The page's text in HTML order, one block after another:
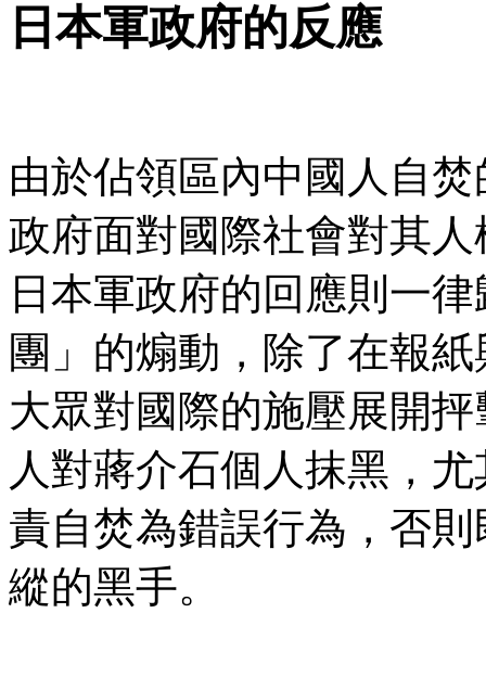
日本軍政府的反應
由於佔領區內中國人自
政府面對國際社會對其
日本軍政府的回應則一
團」的煽動，除了在報
大眾對國際的施壓展開
人對蔣介石個人抹黑，
責自焚為錯誤行為，否
縱的黑手。